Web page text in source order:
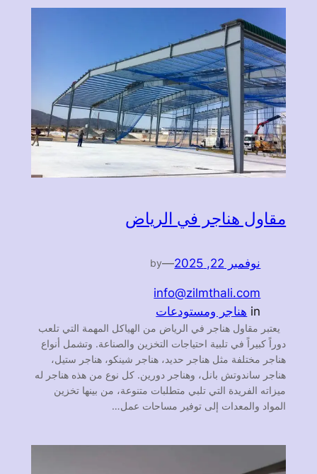
مقاول هناجر في الرياض
نوفمبر 22, 2025 —
by
info@zilmthali.com
in هناجر ومستودعات
يعتبر مقاول هناجر في الرياض من الهياكل المهمة التي تلعب
دوراً كبيراً في تلبية احتياجات التخزين والصناعة. وتشمل أنواع
هناجر مختلفة مثل هناجر حديد، هناجر شينكو، هناجر ستيل،
هناجر ساندوتش بانل، وهناجر دورين. كل نوع من هذه هناجر له
ميزاته الفريدة التي تلبي متطلبات متنوعة، من بينها تخزين
المواد والمعدات إلى توفير مساحات عمل…